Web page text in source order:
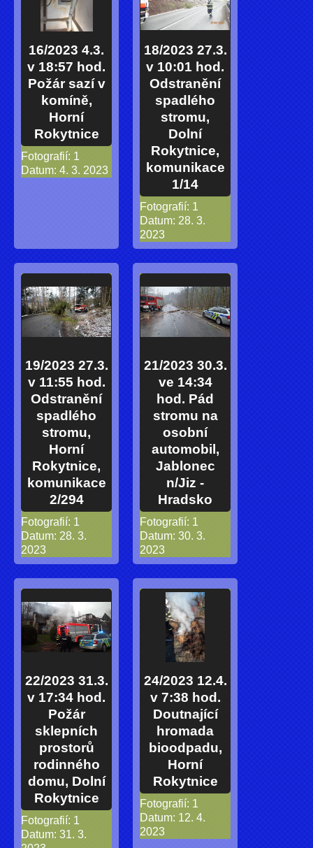
16/2023 4.3.
v 18:57 hod.
Požár sazí v
komíně,
Horní
Rokytnice
Fotografií: 1
Datum: 4. 3. 2023
18/2023 27.3.
v 10:01 hod.
Odstranění
spadlého
stromu,
Dolní
Rokytnice,
komunikace
1/14
Fotografií: 1
Datum: 28. 3.
2023
19/2023 27.3.
v 11:55 hod.
Odstranění
spadlého
stromu,
Horní
Rokytnice,
komunikace
2/294
Fotografií: 1
Datum: 28. 3.
2023
21/2023 30.3.
ve 14:34
hod. Pád
stromu na
osobní
automobil,
Jablonec
n/Jiz -
Hradsko
Fotografií: 1
Datum: 30. 3.
2023
22/2023 31.3.
v 17:34 hod.
Požár
sklepních
prostorů
rodinného
domu, Dolní
Rokytnice
Fotografií: 1
Datum: 31. 3.
24/2023 12.4.
v 7:38 hod.
Doutnající
hromada
bioodpadu,
Horní
Rokytnice
Fotografií: 1
Datum: 12. 4.
2023